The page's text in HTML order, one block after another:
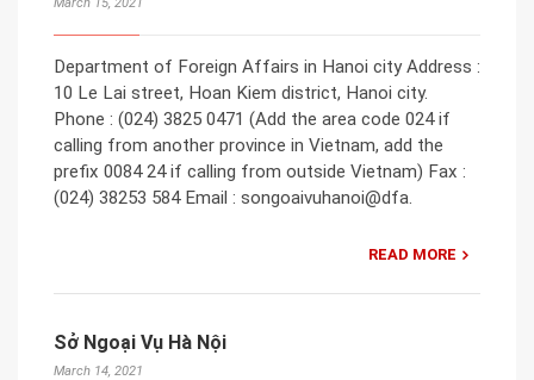
March 15, 2021
Department of Foreign Affairs in Hanoi city Address :
10 Le Lai street, Hoan Kiem district, Hanoi city.
Phone : (024) 3825 0471 (Add the area code 024 if
calling from another province in Vietnam, add the
prefix 0084 24 if calling from outside Vietnam) Fax :
(024) 38253 584 Email : songoaivuhanoi@dfa.
READ MORE
Sở Ngoại Vụ Hà Nội
March 14, 2021